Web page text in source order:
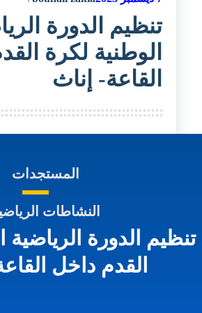
تنظيم الدورة
الوطنية لكرة
القاعة- إناث
المستجدات
النشاطات
تنظيم الدورة الرياضية
القدم داخل